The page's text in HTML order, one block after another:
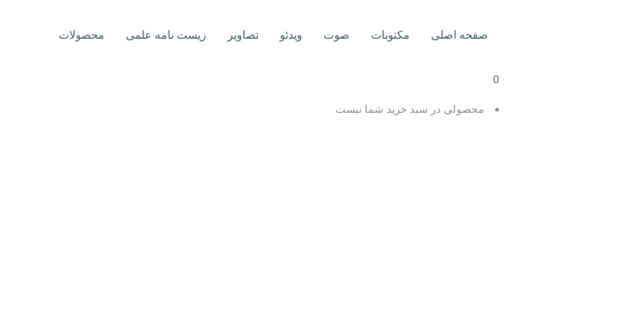
صفحه اصلی مکتوبات صوت ویدئو تصاویر زیست نامه علمی محصولات
0
محصولی در سبد خرید شما نیست